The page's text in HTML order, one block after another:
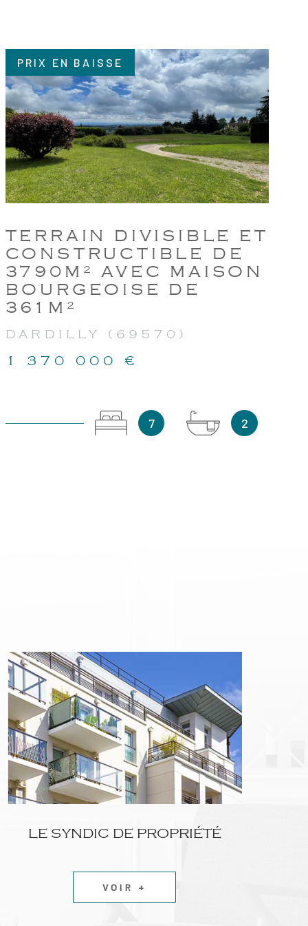
PRIX EN BAISSE
VOIR LE BIEN
TERRAIN DIVISIBLE ET
CONSTRUCTIBLE DE
3790M² AVEC MAISON
BOURGEOISE DE
361M²
DARDILLY (69570)
1 370 000 €
7 2
LE SYNDIC DE PROPRIÉTÉ
VOIR +